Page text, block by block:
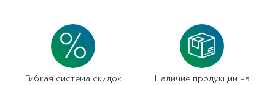
Гибкая система скидок
Наличие продукции на